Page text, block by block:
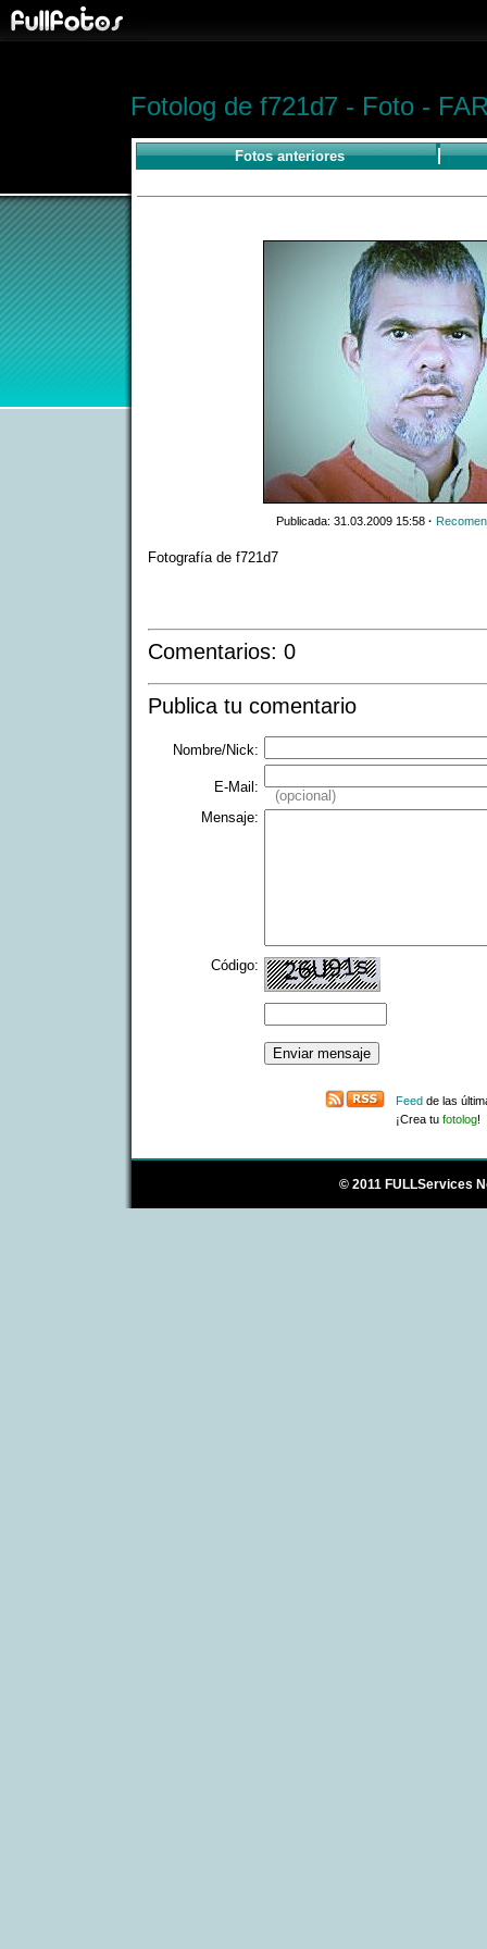
Fotolog de f721d7 - Foto -
Fotos anteriores
Publicada: 31.03.2009 15:58 ·
Fotografía de f721d7
Comentarios: 0
Publica tu comentario
Nombre/Nick:
E-Mail:
(opcional)
Mensaje:
Código:
Feedde las
¡Crea tu fotolog!
© 2011 FULLServices